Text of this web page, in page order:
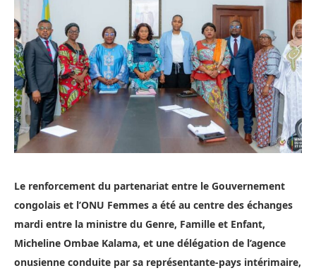
Le renforcement du partenariat entre le Gouvernement
congolais et l’ONU Femmes a été au centre des échanges
mardi entre la ministre du Genre, Famille et Enfant,
Micheline Ombae Kalama, et une délégation de l’agence
onusienne conduite par sa représentante-pays intérimaire,